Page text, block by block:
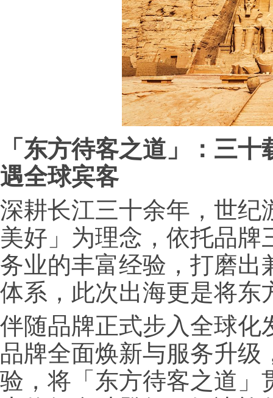
「东方待客之道」
：三十
遇全球宾客
深耕长江三十余年，世纪
美好」为理念，依托品
务业的丰富经验，打磨出
体系，此次出海更是将东
伴随品牌正式步入全球化
品牌全面焕新与服务升
验，将「东方待客之道